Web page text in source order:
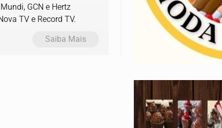
GCN e Hertz
TV e Record TV.
Saiba Mais